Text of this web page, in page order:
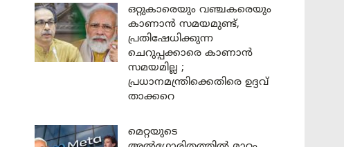
ഒറ്റുകാരെയും വഞ്ചകരെയും
കാണാൻ സമയമുണ്ട്,
പ്രതിഷേധിക്കുന്ന
ചെറുപ്പക്കാരെ കാണാൻ
സമയമില്ല ;
പ്രധാനമന്ത്രിക്കെതിരെ ഉദ്ദവ്
താക്കറെ
മെറ്റയുടെ